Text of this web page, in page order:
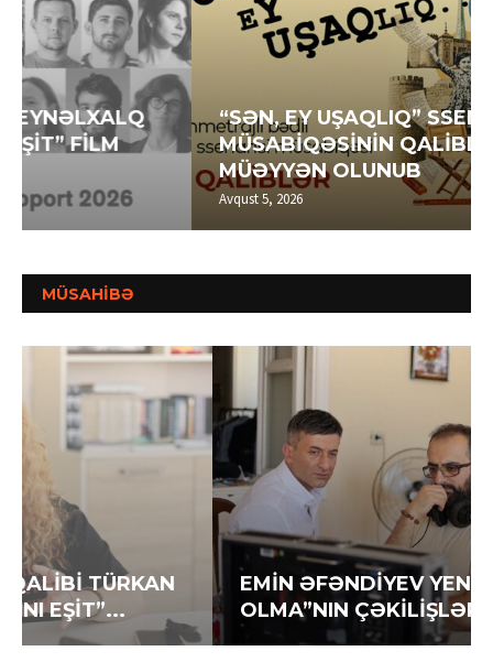
“SƏN, EY UŞAQLIQ” SSENARİ
MÜSABİQƏSİNİN QALİBLƏRİ
MÜƏYYƏN OLUNUB
Avqust 5, 2026
MÜSAHİBƏ
EMİN ƏFƏNDİYEV YENİ FİLMİ “QEYB
OLMA”NIN ÇƏKİLİŞLƏRİNİ DAVAM...